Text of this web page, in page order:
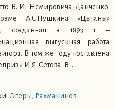
В. И. Немировича-Данченко.
А.С.Пушкина «Цыганы»
созданная в 1893 г –
выпускная работа
В том же году поставлена
И.Я. Сетова. В …
Оперы, Рахманинов